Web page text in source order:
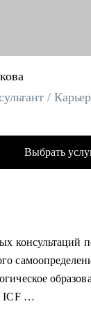
/
Выбрать
консультаций
ICF